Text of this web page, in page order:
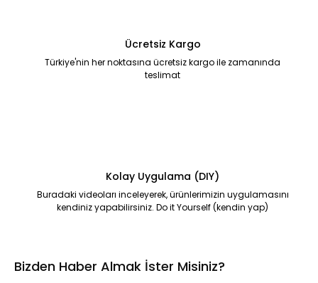
Ücretsiz Kargo
Türkiye'nin her noktasına ücretsiz kargo ile zamanında
teslimat
Kolay Uygulama (DIY)
Buradaki videoları inceleyerek, ürünlerimizin uygulamasını
kendiniz yapabilirsiniz. Do it Yourself (kendin yap)
Bizden Haber Almak İster Misiniz?